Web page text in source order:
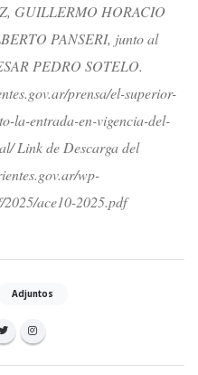
GUILLERMO HORACIO
PANSERI, junto al
PEDRO SOTELO.
prensa/el-superior-
la-entrada-en-vigencia-del-
Link de Descarga del
wp-
ace10-2025.pdf
Adjuntos